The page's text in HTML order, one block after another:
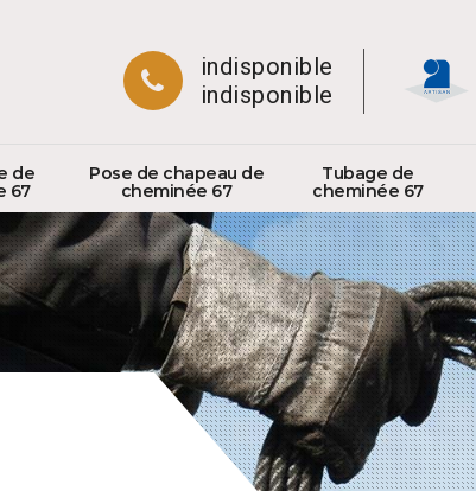
indisponible
indisponible
de
67
Pose de chapeau de
cheminée 67
Tubage de
cheminée 67